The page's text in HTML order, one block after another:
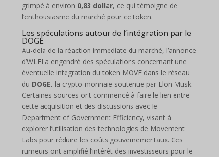
grimpé à environ 0,83 dollar, ce qui témoigne de
l’enthousiasme du marché pour ce token.
Les spéculations autour de l’intégration par le
DOGE
Au-delà de la réaction immédiate du marché, l’annonce
d’WLFI a engendré des spéculations concernant une
éventuelle intégration du token MOVE dans le réseau
du DOGE, la crypto-monnaie soutenue par Elon Musk.
Certaines sources ont commencé à faire le lien entre
cette acquisition et des discussions avec le
Department of Government Efficiency, visant à
explorer l’utilisation des technologies de Movement
Labs pour réduire les coûts gouvernementaux. Ces
rumeurs ont amplifié l’intérêt des investisseurs pour le